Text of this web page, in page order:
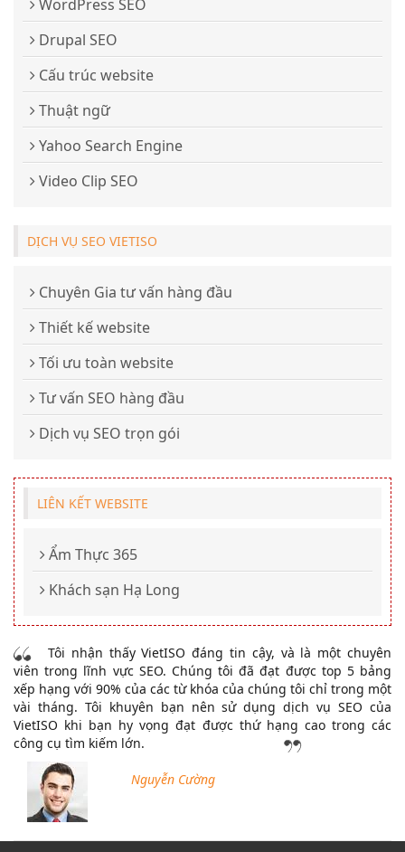
WordPress SEO
Drupal SEO
Cấu trúc website
Thuật ngữ
Yahoo Search Engine
Video Clip SEO
DỊCH VỤ SEO VIETISO
Chuyên Gia tư vấn hàng đầu
Thiết kế website
Tối ưu toàn website
Tư vấn SEO hàng đầu
Dịch vụ SEO trọn gói
LIÊN KẾT WEBSITE
Ẩm Thực 365
Khách sạn Hạ Long
Tôi nhận thấy VietISO đáng tin cậy, và là một chuyên
viên trong lĩnh vực SEO. Chúng tôi đã đạt được top 5 bảng
xếp hạng với 90% của các từ khóa của chúng tôi chỉ trong một
vài tháng. Tôi khuyên bạn nên sử dụng dịch vụ SEO của
VietISO khi bạn hy vọng đạt được thứ hạng cao trong các
công cụ tìm kiếm lớn.
Nguyễn Cường